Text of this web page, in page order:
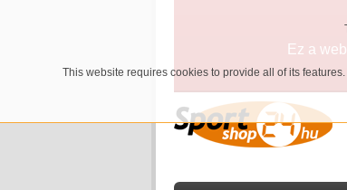
This website requires cookies to provide all of its
Ez a